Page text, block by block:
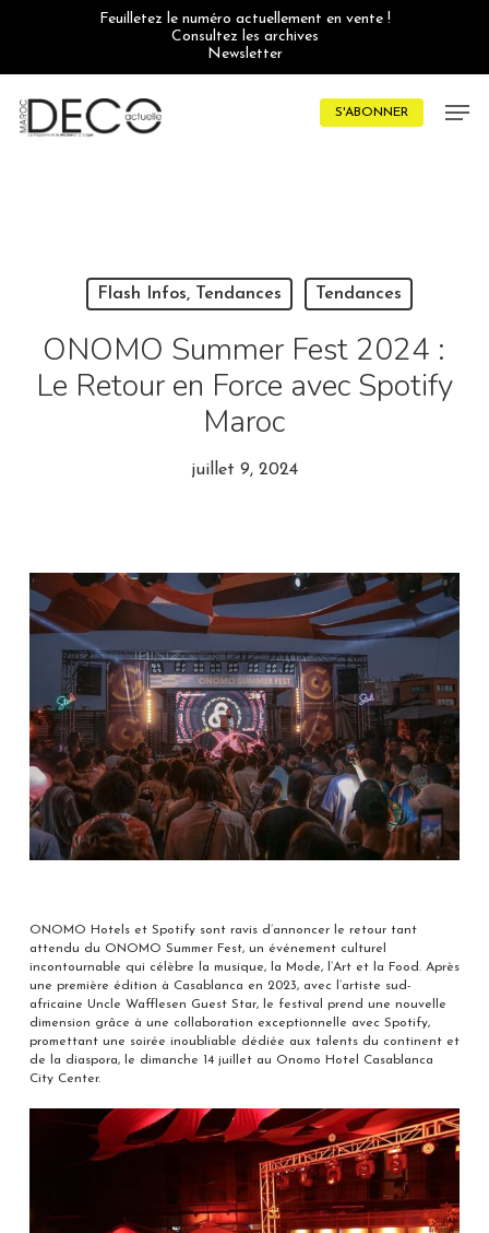
Feuilletez le numéro actuellement en vente !
Consultez les archives
Newsletter
S'ABONNER
Flash Infos, Tendances Tendances
ONOMO Summer Fest 2024 :
Le Retour en Force avec Spotify
Maroc
juillet 9, 2024
ONOMO Hotels et Spotify sont ravis d’annoncer le retour tant
attendu du ONOMO Summer Fest, un événement culturel
incontournable qui célèbre la musique, la Mode, l’Art et la Food. Après
une première édition à Casablanca en 2023, avec l’artiste sud-
africaine Uncle Wafflesen Guest Star, le festival prend une nouvelle
dimension grâce à une collaboration exceptionnelle avec Spotify,
promettant une soirée inoubliable dédiée aux talents du continent et
de la diaspora, le dimanche 14 juillet au Onomo Hotel Casablanca
City Center.